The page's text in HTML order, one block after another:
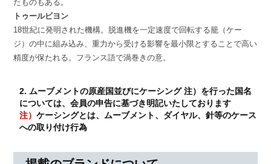
たものもある。
トゥールビヨン
18世紀に発明された機構。脱進機を一定速度で回転する籠（ケー
ジ）の中に組み込み、重力から受ける影響を最小限とすることで高い
精度が保たれる。フランス語で渦巻きの意。
2. ムーブメントの原産国並びにケーシング 注）を行った国名
については、会員の申告に基づき明記いたしております
注）ケーシングとは、ムーブメント、ダイヤル、針等のケース
への取り付け行為